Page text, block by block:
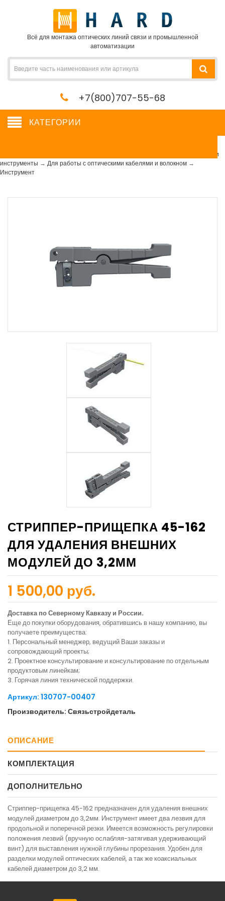
Всё для монтажа оптических линий связи и промышленной
автоматизации
+7(800)707-55-68
КАТЕГОРИИ
Расходные материалы и
инструменты → Для работы с оптическими кабелями и волокном →
Инструмент
СТРИППЕР-ПРИЩЕПКА 45-162
ДЛЯ УДАЛЕНИЯ ВНЕШНИХ
МОДУЛЕЙ ДО 3,2ММ
1 500,00 руб.
Доставка по Северному Кавказу и России.
Еще до покупки оборудования, обратившись в нашу компанию, вы
получаете преимущества:
1. Персональный менеджер, ведущий Ваши заказы и
сопровождающий проекты;
2. Проектное консультирование и консультирование по отдельным
продуктовым линейкам;
3. Горячая линия технической поддержки.
Артикул: 130707-00407
Производитель: Связьстройдеталь
ОПИСАНИЕ
КОМПЛЕКТАЦИЯ
ДОПОЛНИТЕЛЬНО
Стриппер-прищепка 45-162 предназначен для удаления внешних
модулей диаметром до 3,2мм. Инструмент имеет два лезвия для
продольной и поперечной резки. Имеется возможность регулировки
положения лезвий (вручную ослабляя-затягивая удерживающий
винт) для выставления нужной глубины прорезания. Удобен для
разделки модулей оптических кабелей, а так же коаксиальных
кабелей диаметром до 3,2 мм.